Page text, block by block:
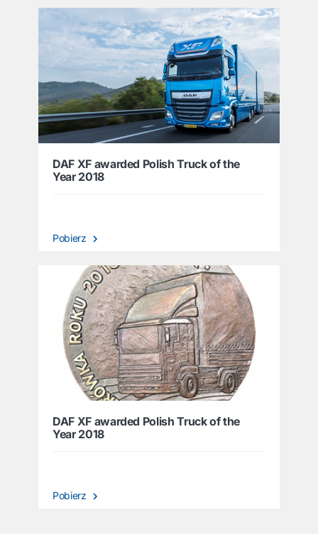
DAF XF awarded Polish Truck of the
Year 2018
Pobierz
DAF XF awarded Polish Truck of the
Year 2018
Pobierz